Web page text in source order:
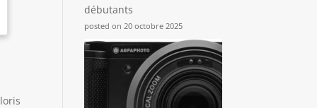
débutants
posted on 20 octobre 2025